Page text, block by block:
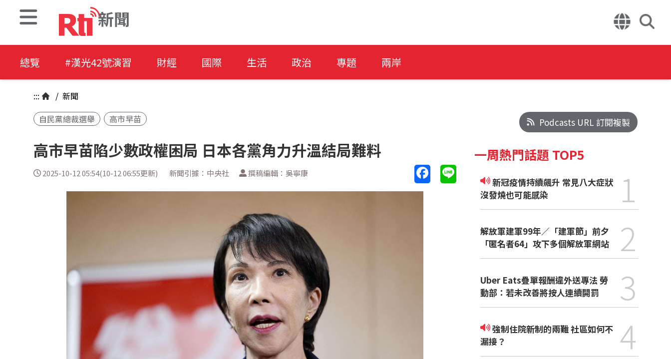
新聞
總覽 #漢光42號演習 財經 國際 生活 政治 專題 兩岸
::: / 新聞
自民黨總裁選舉
高市早苗
高市早苗陷少數政權困局 日本各黨角力升溫結局難料
2025-10-12 05:54(10-12 06:55更新) 新聞引據：中央社 撰稿編輯：吳寧康
Podcasts URL 訂閱複製
一周熱門話題 TOP5
新冠疫情持續飆升 常見八大症狀
沒發燒也可能感染
1
解放軍建軍99年／「建軍節」前夕
「匿名者64」攻下多個解放軍網站
2
Uber Eats疊單報酬違外送專法 勞
動部：若未改善將按人連續開罰
3
強制住院新制的兩難 社區如何不
漏接？
4